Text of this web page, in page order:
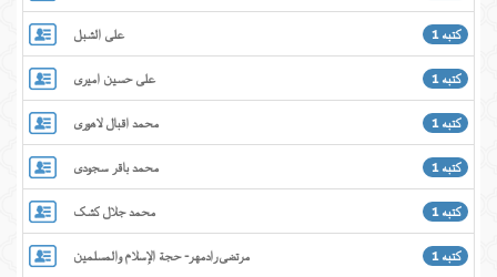
علی الشبل كتبه 1
علی حسین امیری كتبه 1
محمد اقبال لاهوری كتبه 1
محمد باقر سجودی كتبه 1
محمد جلال کشک كتبه 1
مرتضی رادمهر- حجة الإسلام والمسلمین كتبه 1